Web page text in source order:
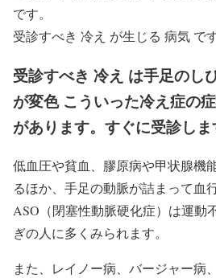
です。
受診すべき 冷え が生じる 病気 です
受診すべき 冷え は手足のし
が変色 こういった冷え症の
があります。すぐに受診しま
低血圧や貧血、膠原病や甲状腺機
るほか、手足の動脈が詰まって血
ASO（閉塞性動脈硬化症）は運動
ぎの人に多くみられます。
また、レイノー病、バージャー病